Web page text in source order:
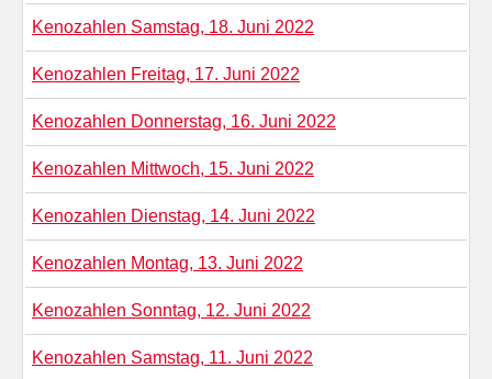
Kenozahlen Samstag, 18. Juni 2022
Kenozahlen Freitag, 17. Juni 2022
Kenozahlen Donnerstag, 16. Juni 2022
Kenozahlen Mittwoch, 15. Juni 2022
Kenozahlen Dienstag, 14. Juni 2022
Kenozahlen Montag, 13. Juni 2022
Kenozahlen Sonntag, 12. Juni 2022
Kenozahlen Samstag, 11. Juni 2022